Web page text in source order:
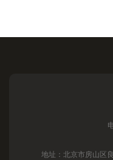
地址：北京市房山区